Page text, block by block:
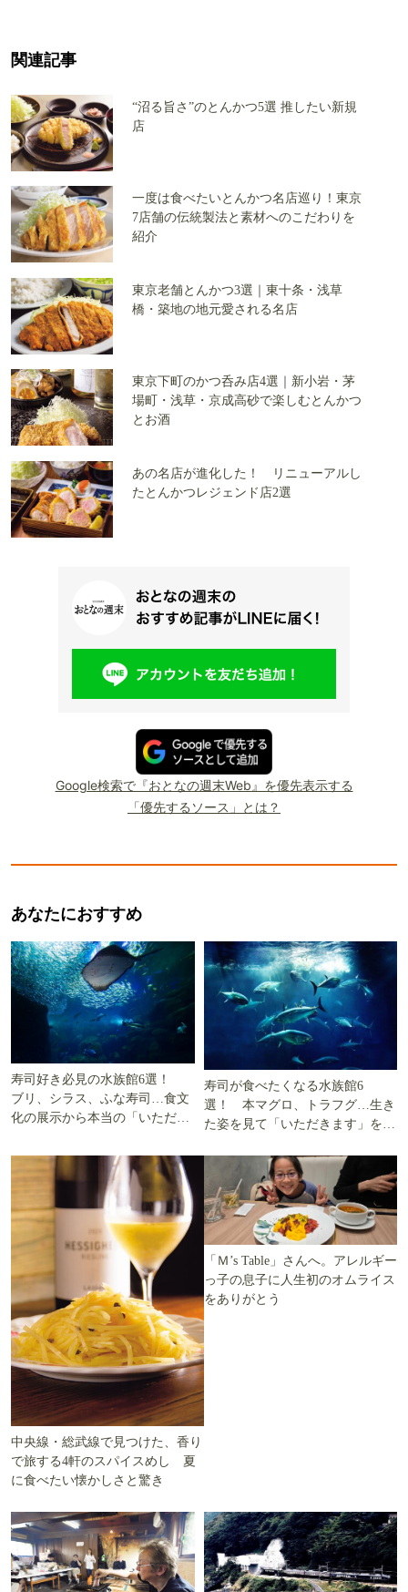
関連記事
“沼る旨さ”のとんかつ5選 推したい新規
店
一度は食べたいとんかつ名店巡り！東京
7店舗の伝統製法と素材へのこだわりを
紹介
東京老舗とんかつ3選｜東十条・浅草
橋・築地の地元愛される名店
東京下町のかつ呑み店4選｜新小岩・茅
場町・浅草・京成高砂で楽しむとんかつ
とお酒
あの名店が進化した！ リニューアルし
たとんかつレジェンド店2選
Google検索で『おとなの週末Web』を優先表示する
「優先するソース」とは？
あなたにおすすめ
寿司好き必見の水族館6選！
ブリ、シラス、ふな寿司…食文
化の展示から本当の「いただき
寿司が食べたくなる水族館6
選！ 本マグロ、トラフグ…生き
た姿を見て「いただきます」を考
中央線・総武線で見つけた、香り
で旅する4軒のスパイスめし 夏
に食べたい懐かしさと驚き
「Ｍ’s Table」さんへ。アレルギー
っ子の息子に人生初のオムライス
をありがとう